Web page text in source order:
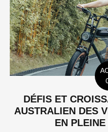
DÉFIS ET
AUSTRALIEN DES
EN